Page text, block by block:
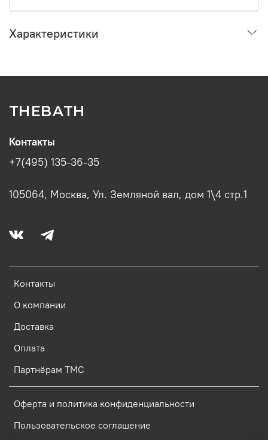
Характеристики
THEBATH
Контакты
О компании
Доставка
Оплата
Партнёрам ТМС
Оферта и политика конфиденциальности
Пользовательское соглашение
Контакты
+7(495) 135-36-35
105064, Москва, Ул. Земляной вал, дом 1\4 стр.1